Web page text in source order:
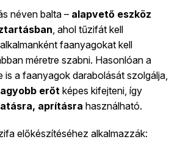
néven balta – alapvető eszköz
, ahol tűzifát kell
faanyagokat kell
méretre szabni. Hasonlóan a
is a faanyagok darabolását szolgálja,
erőt képes kifejteni, így
aprításra használható.
előkészítéséhez alkalmazzák: